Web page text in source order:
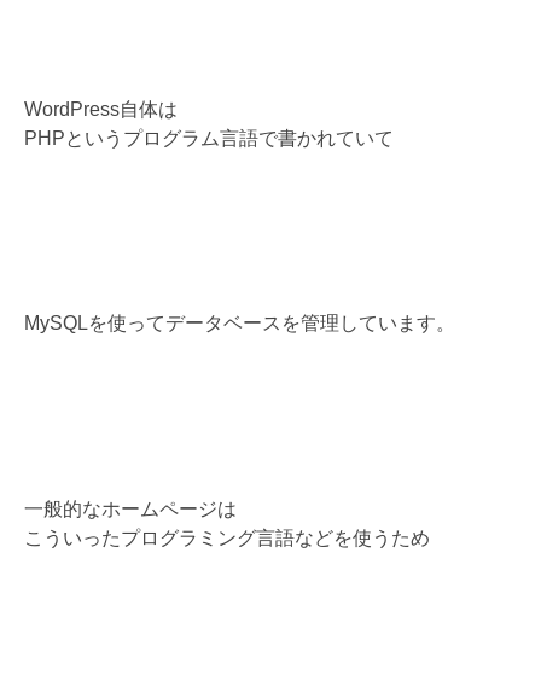
WordPress自体は
PHPというプログラム言語で書かれていて
MySQLを使ってデータベースを管理しています。
一般的なホームページは
こういったプログラミング言語などを使うため